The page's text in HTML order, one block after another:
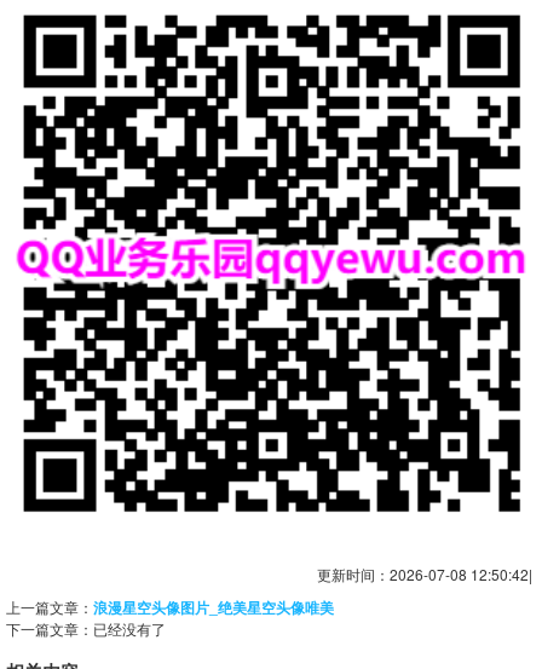
更新时间：2026-07-08 12:50:42|
上一篇文章： 浪漫星空头像图片_绝美星空头像唯美
下一篇文章：已经没有了